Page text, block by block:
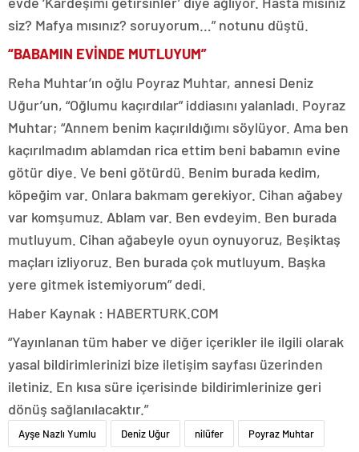
siz? Mafya mısınız? soruyorum…” notunu düştü.
“BABAMIN EVİNDE MUTLUYUM”
Reha Muhtar’ın oğlu Poyraz Muhtar, annesi Deniz
Uğur’un, “Oğlumu kaçırdılar” iddiasını yalanladı. Poyraz
Muhtar; “Annem benim kaçırıldığımı söylüyor. Ama ben
kaçırılmadım ablamdan rica ettim beni babamın evine
götür diye. Ve beni götürdü. Benim burada kedim,
köpeğim var. Onlara bakmam gerekiyor. Cihan ağabey
var komşumuz. Ablam var. Ben evdeyim. Ben burada
mutluyum. Cihan ağabeyle oyun oynuyoruz, Beşiktaş
maçları izliyoruz. Ben burada çok mutluyum. Başka
yere gitmek istemiyorum” dedi.
Haber Kaynak : HABERTURK.COM
“Yayınlanan tüm haber ve diğer içerikler ile ilgili olarak
yasal bildirimlerinizi bize iletişim sayfası üzerinden
iletiniz. En kısa süre içerisinde bildirimlerinize geri
dönüş sağlanılacaktır.”
Ayşe Nazlı Yumlu Deniz Uğur nilüfer Poyraz Muhtar